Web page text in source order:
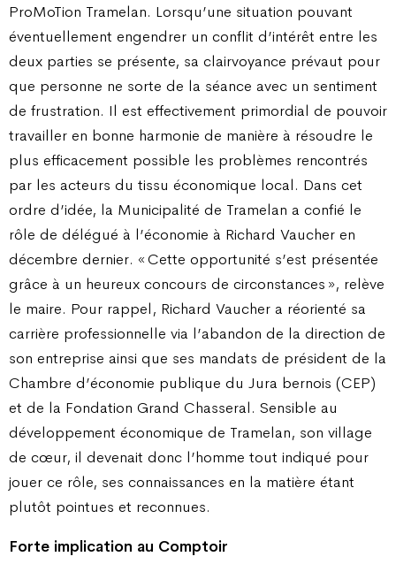
ProMoTion Tramelan. Lorsqu’une situation pouvant
éventuellement engendrer un conflit d’intérêt entre les
deux parties se présente, sa clairvoyance prévaut pour
que personne ne sorte de la séance avec un sentiment
de frustration. Il est effectivement primordial de pouvoir
travailler en bonne harmonie de manière à résoudre le
plus efficacement possible les problèmes rencontrés
par les acteurs du tissu économique local. Dans cet
ordre d’idée, la Municipalité de Tramelan a confié le
rôle de délégué à l’économie à Richard Vaucher en
décembre dernier. « Cette opportunité s’est présentée
grâce à un heureux concours de circonstances », relève
le maire. Pour rappel, Richard Vaucher a réorienté sa
carrière professionnelle via l’abandon de la direction de
son entreprise ainsi que ses mandats de président de la
Chambre d’économie publique du Jura bernois (CEP)
et de la Fondation Grand Chasseral. Sensible au
développement économique de Tramelan, son village
de cœur, il devenait donc l’homme tout indiqué pour
jouer ce rôle, ses connaissances en la matière étant
plutôt pointues et reconnues.
Forte implication au Comptoir